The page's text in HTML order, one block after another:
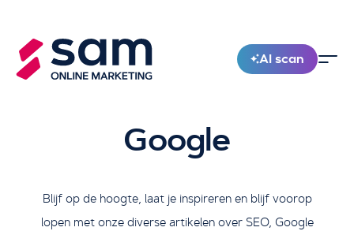
Nieuw! AI scan
Google
Blijf op de hoogte, laat je inspireren en blijf voorop
lopen met onze diverse artikelen over SEO, Google